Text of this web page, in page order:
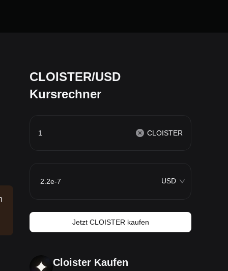
CLOISTER/USD
Kursrechner
CLOISTER
USD
Jetzt CLOISTER kaufen
Cloister Kaufen